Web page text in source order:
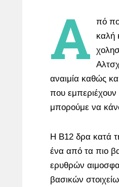
Α
πό
καλή
αναιμία καθώς
που εμπεριέχουν
μπορούμε να
Η B12 δρα κατά
ένα από τα πιο
ερυθρών
βασικών